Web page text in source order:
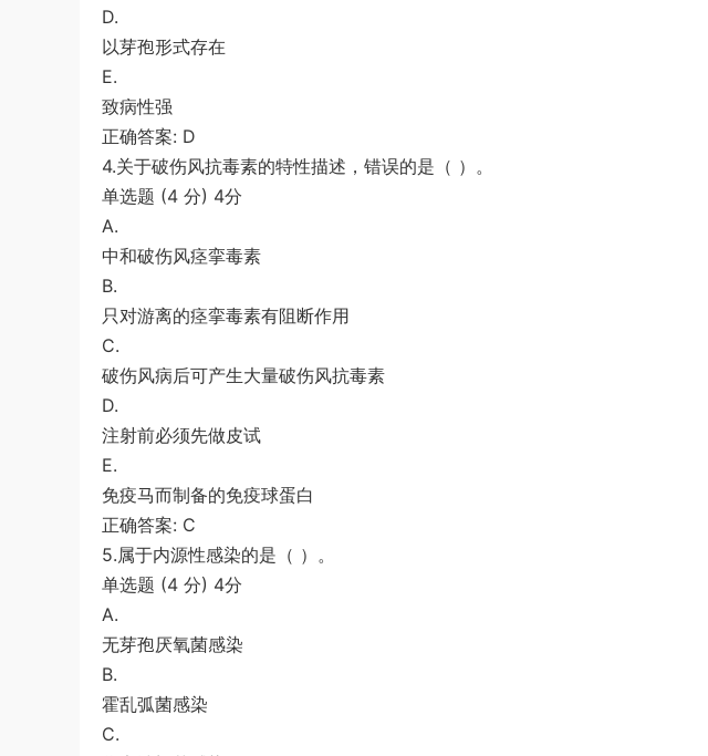
D.
以芽孢形式存在
E.
致病性强
正确答案: D
4.关于破伤风抗毒素的特性描述，错误的是（ ）。
单选题 (4 分) 4分
A.
中和破伤风痉挛毒素
B.
只对游离的痉挛毒素有阻断作用
C.
破伤风病后可产生大量破伤风抗毒素
D.
注射前必须先做皮试
E.
免疫马而制备的免疫球蛋白
正确答案: C
5.属于内源性感染的是（ ）。
单选题 (4 分) 4分
A.
无芽孢厌氧菌感染
B.
霍乱弧菌感染
C.